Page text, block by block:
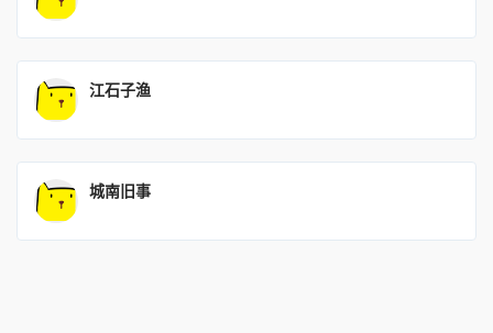
江石子渔
城南旧事